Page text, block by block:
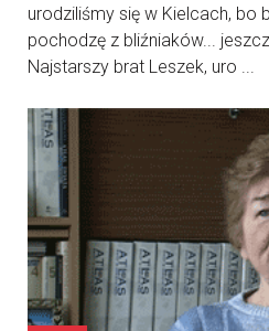
urodziliśmy się w Kielcach, bo
pochodzę z bliźniaków...
Najstarszy brat Leszek, uro ...